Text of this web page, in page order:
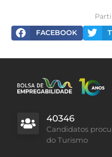
FACEBOOK
40346
Candidatos
do Turismo